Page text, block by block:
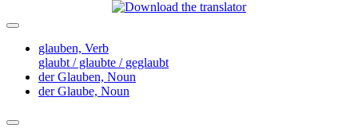
glauben, Verb
glaubt / glaubte / geglaubt
der Glauben, Noun
der Glaube, Noun